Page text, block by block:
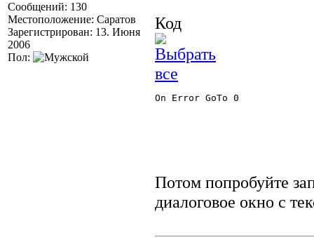
Сообщений: 130
Местоположение: Саратов
Зарегистрирован: 13. Июня
2006
Пол:
Код
On Error GoTo 0
Потом попробуйте
диалоговое окно с